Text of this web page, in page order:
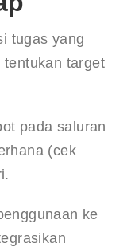
tugas yang
tentukan target
pada saluran
(cek
ke